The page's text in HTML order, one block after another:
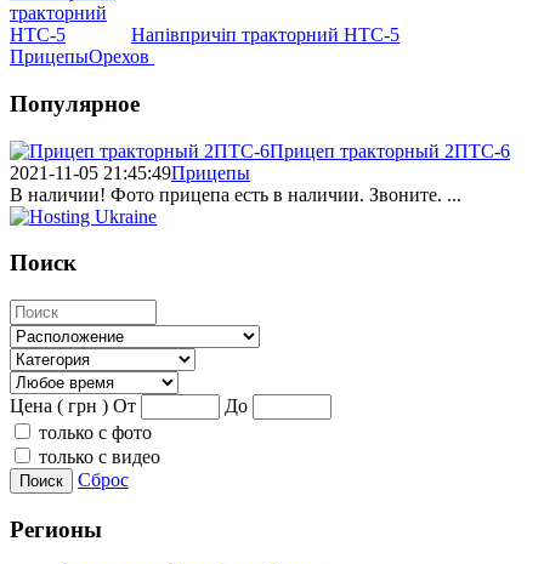
Напівпричіп тракторний НТС-5
ПрицепыОрехов
Популярное
Прицеп тракторный 2ПТС-6
2021-11-05 21:45:49Прицепы
В наличии! Фото прицепа есть в наличии. Звоните. ...
Поиск
Цена ( грн ) От
До
только с фото
только с видео
Поиск Сброс
Регионы